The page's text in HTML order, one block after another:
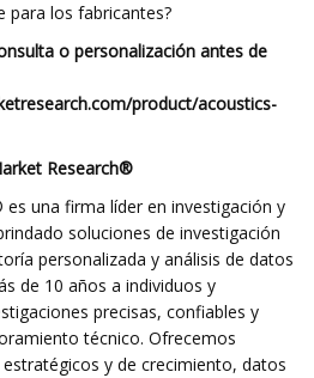
para los fabricantes?
o personalización antes de
product/acoustics-
Research®
una firma líder en investigación y
soluciones de investigación
personalizada y análisis de datos
de 10 años a individuos y
precisas, confiables y
técnico. Ofrecemos
y de crecimiento, datos